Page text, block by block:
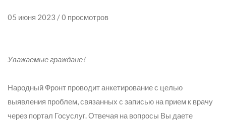
05 июня 2023 / 0 просмотров
Уважаемые граждане!
Народный Фронт проводит анкетирование с целью
выявления проблем, связанных с записью на прием к врачу
через портал Госуслуг. Отвечая на вопросы Вы даете